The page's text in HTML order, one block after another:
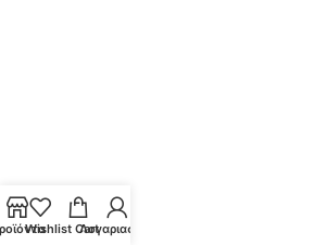
Wishlist Cart
Λογαριασμός